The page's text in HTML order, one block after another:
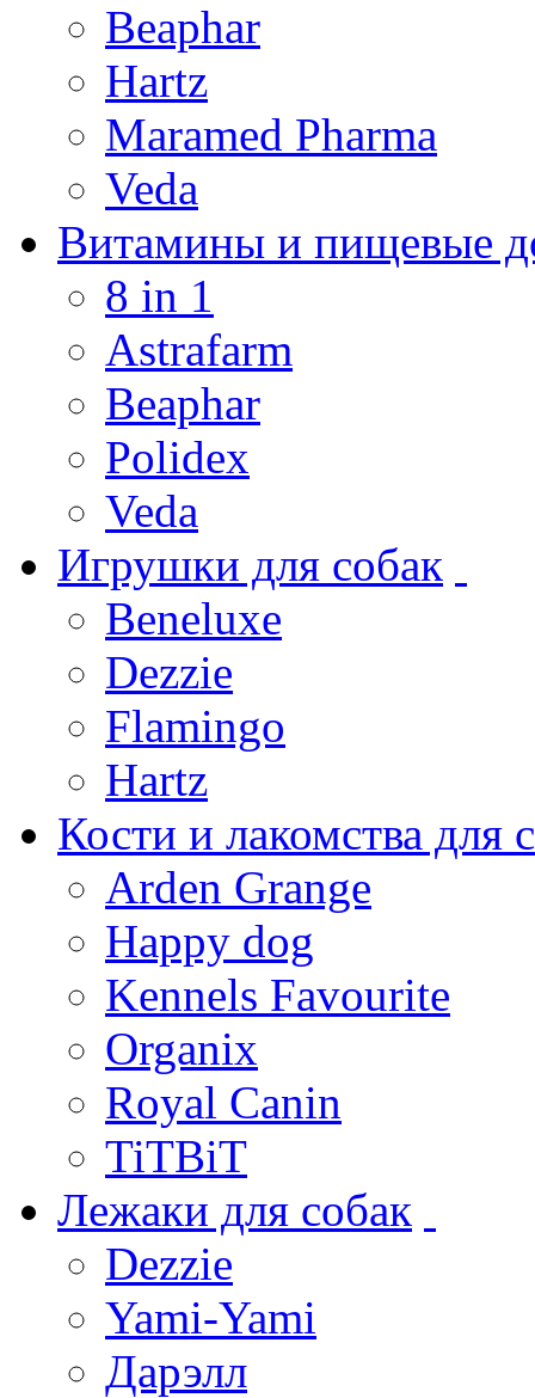
Beaphar
Hartz
Maramed Pharma
Veda
Витамины и пищевые
8 in 1
Astrafarm
Beaphar
Polidex
Veda
Игрушки для собак
Beneluxe
Dezzie
Flamingo
Hartz
Кости и лакомства для
Arden Grange
Happy dog
Kennels Favourite
Organix
Royal Canin
TiTBiT
Лежаки для собак
Dezzie
Yami-Yami
Дарэлл